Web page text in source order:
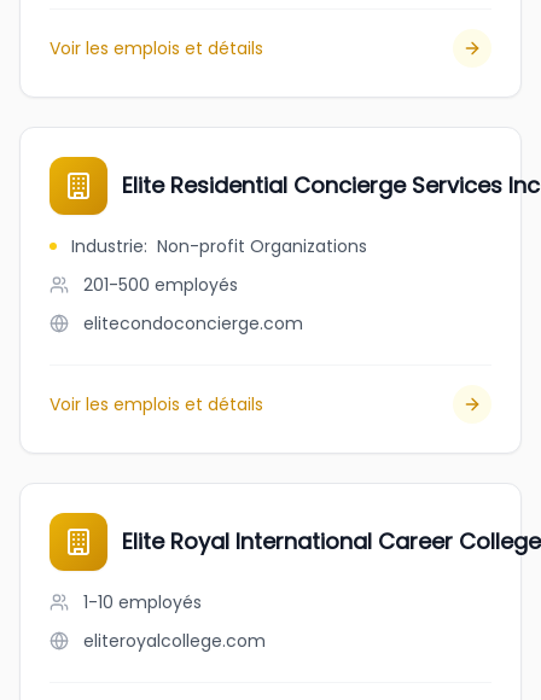
Voir les emplois et détails
Elite Residential Concierge Services
Industrie: Non-profit Organizations
201-500 employés
elitecondoconcierge.com
Voir les emplois et détails
Elite Royal International Career College
1-10 employés
eliteroyalcollege.com